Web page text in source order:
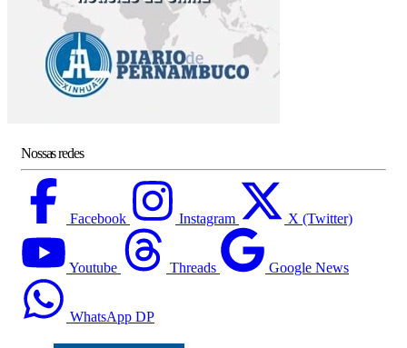
Nossas redes
Facebook Instagram X (Twitter)
Youtube Threads Google News
WhatsApp DP